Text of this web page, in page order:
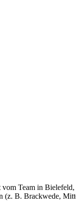
Team in
(z. B. Brackwede,